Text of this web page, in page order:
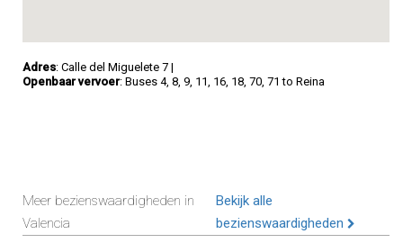
Adres: Calle del Miguelete 7 |
Openbaar vervoer: Buses 4, 8, 9, 11, 16, 18, 70, 71 to Reina
Meer bezienswaardigheden in
Valencia
Bekijk alle
bezienswaardigheden